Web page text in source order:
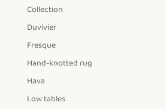
Collection
Duvivier
Fresque
Hand-knotted rug
Hava
Low tables